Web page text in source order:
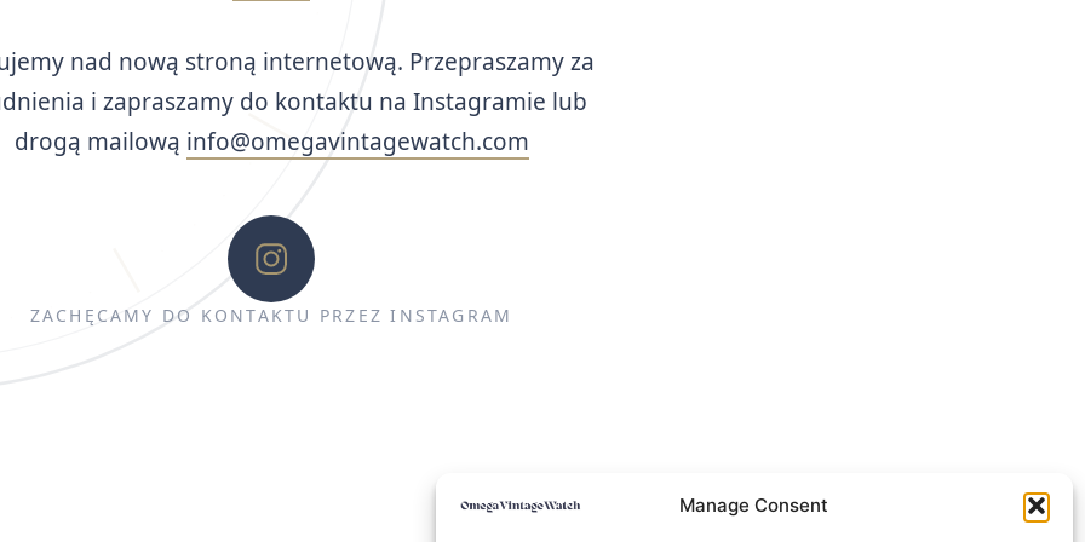
Manage Consent
nad nową stroną internetową. Przepraszamy za
i zapraszamy do kontaktu na Instagramie lub
drogą mailową info@omegavintagewatch.com
ZACHĘCAMY DO KONTAKTU PRZEZ INSTAGRAM